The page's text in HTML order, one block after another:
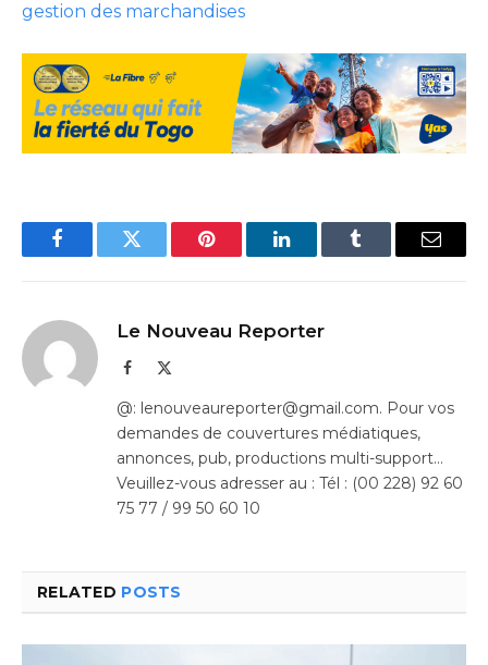
gestion des marchandises
FacebookTwitter Pinterest LinkedInTumblr Email
Le Nouveau Reporter
Facebook
@: lenouveaureporter@gmail.com. Pour vos
demandes de couvertures médiatiques,
annonces, pub, productions multi-support…
Veuillez-vous adresser au : Tél : (00 228) 92 60
75 77 / 99 50 60 10
RELATED POSTS